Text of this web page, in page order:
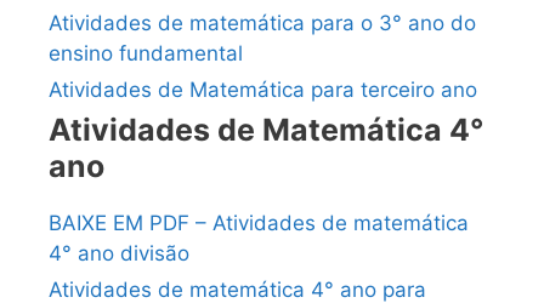
Atividades de matemática para o 3° ano do
ensino fundamental
Atividades de Matemática para terceiro ano
Atividades de Matemática 4°
ano
BAIXE EM PDF – Atividades de matemática
4° ano divisão
Atividades de matemática 4° ano para